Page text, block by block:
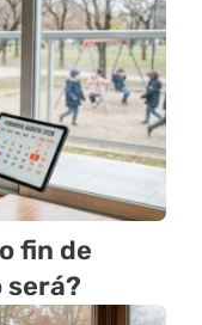
fin de
será?